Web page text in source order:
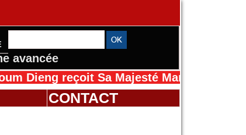
avancée
reçoit Sa Majesté Mansah Cissé au
CONTACT